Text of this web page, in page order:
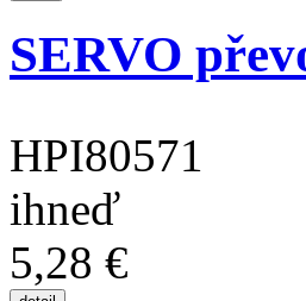
SERVO
HPI80571
ihneď
5,28 €